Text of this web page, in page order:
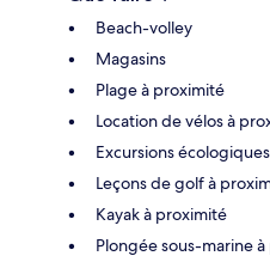
Beach-volley
Magasins
Plage à proximité
Location de vélos à
Excursions
Leçons de golf à
Kayak à proximité
Plongée sous-marine